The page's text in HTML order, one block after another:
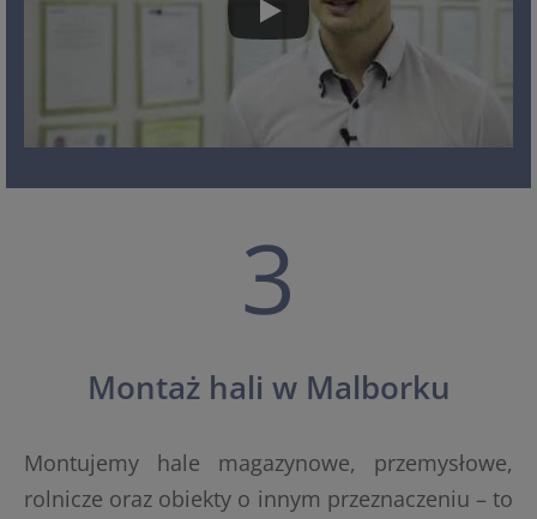
3
Montaż hali w Malborku
Montujemy hale magazynowe, przemysłowe,
rolnicze oraz obiekty o innym przeznaczeniu – to